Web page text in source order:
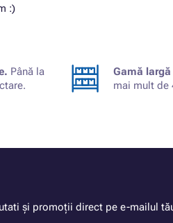
:)
Până la
Gamă
mai mult de
și promoții direct pe e-mailul